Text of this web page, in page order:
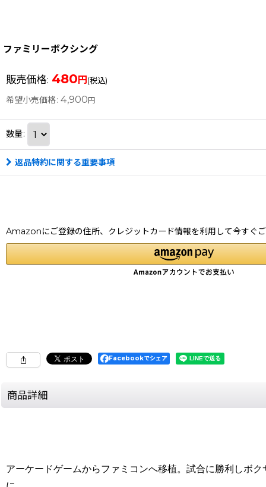
ファミリーボクシング
販売価格: 480 円 (税込)
希望小売価格: 4,900 円
数量:
返品特約に関する重要事項
Amazonにご登録の住所、クレジットカード情報を利用して今すぐ
Facebookでシェア
商品詳細
アーケードゲームからファミコンへ移植。試合に勝利しボ